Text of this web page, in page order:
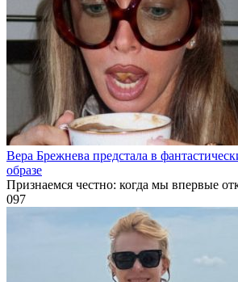
Вера Брежнева предстала в
образе
Признаемся честно: когда мы впервые
097